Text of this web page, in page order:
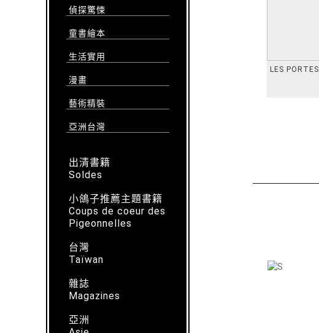
偵探驚悚
童書繪本
生活實用
漫畫
藝術精裝
亞洲台灣
出清書籍
Soldes
小鴿子推薦主題書籍
Coups de coeur des
Pigeonnelles
台灣
Taïwan
雜誌
Magazines
亞洲
LES PORTES